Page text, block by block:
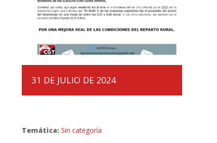
31 DE JULIO DE 2024
Temática: Sin categoría